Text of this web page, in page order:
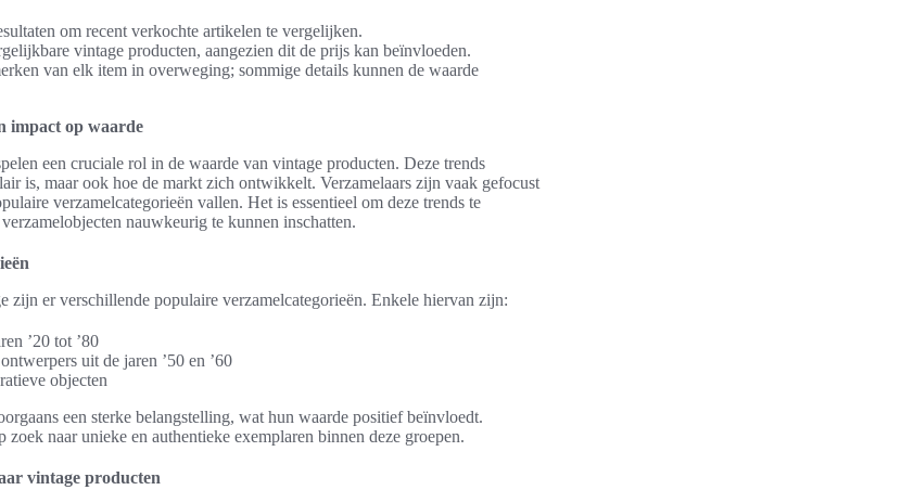
om recent verkochte artikelen te vergelijken.
vintage producten, aangezien dit de prijs kan beïnvloeden.
van elk item in overweging; sommige details kunnen de waarde
impact op waarde
een cruciale rol in de waarde van vintage producten. Deze trends
is, maar ook hoe de markt zich ontwikkelt. Verzamelaars zijn vaak gefocust
verzamelcategorieën vallen. Het is essentieel om deze trends te
nauwkeurig te kunnen inschatten.
zijn er verschillende populaire verzamelcategorieën. Enkele hiervan zijn:
’20 tot ’80
uit de jaren ’50 en ’60
objecten
een sterke belangstelling, wat hun waarde positief beïnvloedt.
zoek naar unieke en authentieke exemplaren binnen deze groepen.
vintage producten